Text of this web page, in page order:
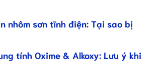
nhôm sơn tĩnh điện: Tại sao bị
tính Oxime & Alkoxy: Lưu ý khi